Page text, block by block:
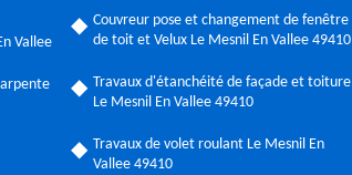
Vallee
Couvreur pose et changement de fenêtre
de toit et Velux Le Mesnil En Vallee 49410
Travaux d'étanchéité de façade et toiture
Le Mesnil En Vallee 49410
Travaux de volet roulant Le Mesnil En
Vallee 49410